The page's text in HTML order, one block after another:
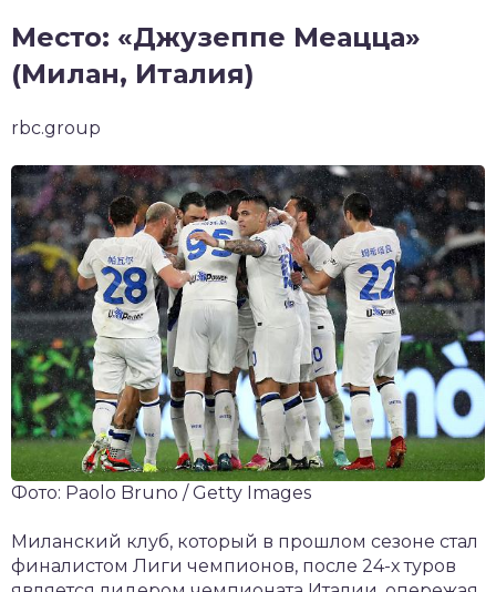
Место: «Джузеппе Меацца»
(Милан, Италия)
rbc.group
Фото: Paolo Bruno / Getty Images
Миланский клуб, который в прошлом сезоне стал
финалистом Лиги чемпионов, после 24-х туров